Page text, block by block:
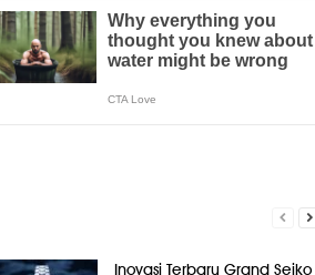
Inovasi Terbaru Grand Seiko